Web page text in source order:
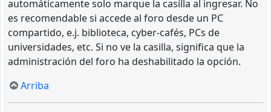
automáticamente solo marque la casilla al ingresar. No
es recomendable si accede al foro desde un PC
compartido, e.j. biblioteca, cyber-cafés, PCs de
universidades, etc. Si no ve la casilla, significa que la
administración del foro ha deshabilitado la opción.
Arriba